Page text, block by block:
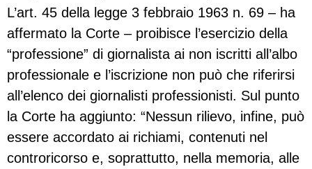
L’art. 45 della legge 3 febbraio 1963 n. 69 – ha
affermato la Corte – proibisce l’esercizio della
“professione” di giornalista ai non iscritti all’albo
professionale e l’iscrizione non può che riferirsi
all’elenco dei giornalisti professionisti. Sul punto
la Corte ha aggiunto: “Nessun rilievo, infine, può
essere accordato ai richiami, contenuti nel
controricorso e, soprattutto, nella memoria, alle